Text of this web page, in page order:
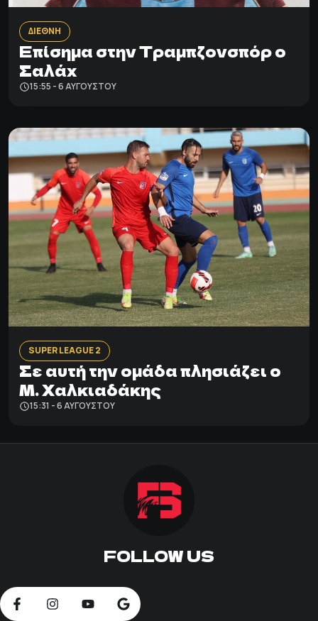
ΔΙΕΘΝΗ
Επίσημα στην Τραμπζονσπόρ o
Σαλάχ
15:55 - 6 ΑΥΓΟΎΣΤΟΥ
SUPER LEAGUE 2
Σε αυτή την ομάδα πλησιάζει ο
Μ. Χαλκιαδάκης
15:31 - 6 ΑΥΓΟΎΣΤΟΥ
FOLLOW US